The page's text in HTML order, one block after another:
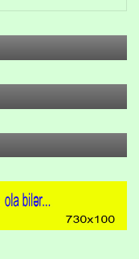
niyə artıb?
ildən fəaliyyətdə
Sən bilirsən